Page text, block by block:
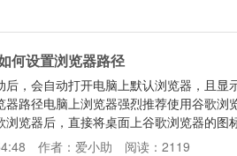
何设置浏览器路径
后，会自动打开电脑上默认浏览器，且
器路径电脑上浏览器强烈推荐使用谷歌
览器后，直接将桌面上谷歌浏览器的
件即可作者：爱小助 阅读：2119